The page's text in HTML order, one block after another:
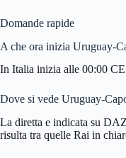
Domande rapide
A che ora inizia Uruguay-
In Italia inizia alle 00:00
Dove si vede Uruguay-
La diretta e indicata su
risulta tra quelle Rai in